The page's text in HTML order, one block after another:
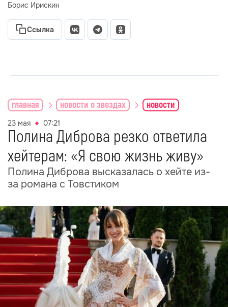
Борис Ирискин
Ссылка
главная новости о звездах новости
23 мая 07:21
Полина Диброва резко ответила
хейтерам: «Я свою жизнь живу»
Полина Диброва высказалась о хейте из-
за романа с Товстиком